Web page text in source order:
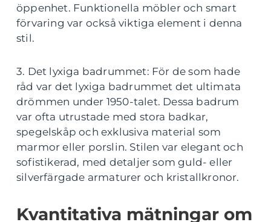
öppenhet. Funktionella möbler och smart
förvaring var också viktiga element i denna
stil.
3. Det lyxiga badrummet: För de som hade
råd var det lyxiga badrummet det ultimata
drömmen under 1950-talet. Dessa badrum
var ofta utrustade med stora badkar,
spegelskåp och exklusiva material som
marmor eller porslin. Stilen var elegant och
sofistikerad, med detaljer som guld- eller
silverfärgade armaturer och kristallkronor.
Kvantitativa mätningar om